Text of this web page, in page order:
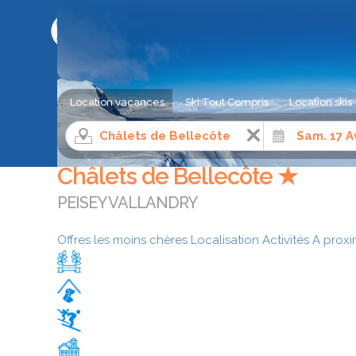
LE COMPARATEUR DE SÉJOUR AU SKI
Location vacances Ski Tout Compris Location skis
Location appartement ski Alpes du Nord Savoie
Châlets de Bellecôte ★
PEISEY VALLANDRY
Offres les moins chères Localisation Activités A